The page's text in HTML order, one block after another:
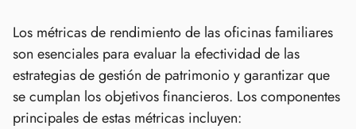
Los métricas de rendimiento de las oficinas familiares
son esenciales para evaluar la efectividad de las
estrategias de gestión de patrimonio y garantizar que
se cumplan los objetivos financieros. Los componentes
principales de estas métricas incluyen: